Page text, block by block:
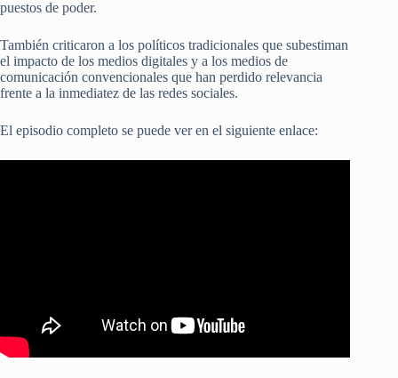
puestos de poder.
También criticaron a los políticos tradicionales que subestiman
el impacto de los medios digitales y a los medios de
comunicación convencionales que han perdido relevancia
frente a la inmediatez de las redes sociales.
El episodio completo se puede ver en el siguiente enlace: